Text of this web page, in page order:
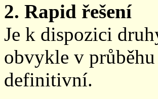
2. Rapid řešení
Je k dispozici
obvykle v
definitivní.